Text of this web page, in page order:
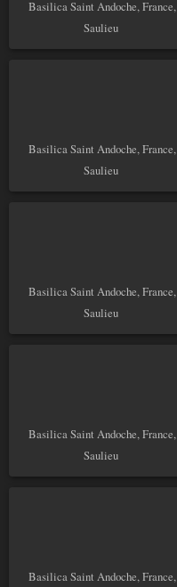
Basilica Saint Andoche, France,
Saulieu
Basilica Saint Andoche, France,
Saulieu
Basilica Saint Andoche, France,
Saulieu
Basilica Saint Andoche, France,
Saulieu
Basilica Saint Andoche, France,